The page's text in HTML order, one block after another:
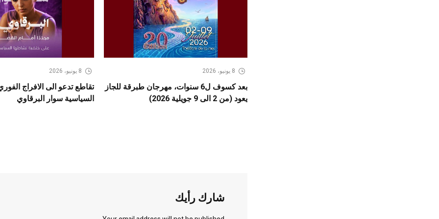
8 يونيو، 2026
بعد كسوف ل6 سنوات، مهرجان طبرقة للجاز
يعود (من 2 الى 9 جويلية 2026)
8 يونيو، 2026
تقاطع تدعو الى الافراج
السياسية سوار البرقاوي
شارك رأيك